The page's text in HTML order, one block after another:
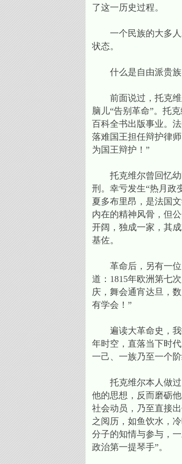
了这一历史过程。
一个民族的大多人
状态。
什么是自由派贵族
前面说过，托克维
脑儿“告别革命”。托
百科全书出版事业。
落难国王担任辩护律
为国王辩护！”
托克维尔曾回忆幼
刑。幸亏发生“热月政
夏多布里昂，是法国
内在的精神风骨，但
开阔，独成一家，其
基佐。
革命后，另有一位
道：1815年欧洲第七
庆，舞会通宵达旦，
有学会！”
遍读大革命史，我
年时空，直落当下时
一己、一族乃至一个
托克维尔本人做过
他的思想，反而磨砺
社会动员，乃至直接
之阅历，如鱼饮水，
分子的知情与参与，
政治第一提琴手”。